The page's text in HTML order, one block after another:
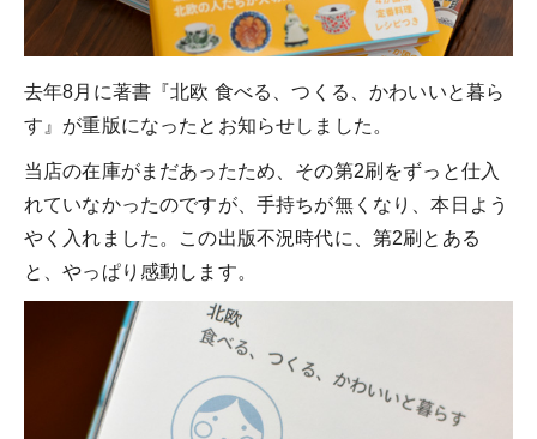
去年8月に著書『北欧 食べる、つくる、かわいいと暮ら
す』が重版になったとお知らせしました。
当店の在庫がまだあったため、その第2刷をずっと仕入
れていなかったのですが、手持ちが無くなり、本日よう
やく入れました。この出版不況時代に、第2刷とある
と、やっぱり感動します。